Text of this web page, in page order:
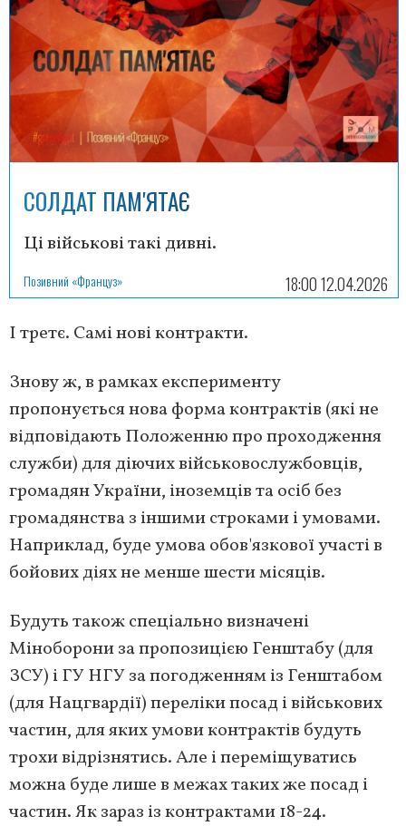
СОЛДАТ ПАМ'ЯТАЄ
Ці військові такі дивні.
Позивний «Француз» 18:00 12.04.2026
І третє. Самі нові контракти.
Знову ж, в рамках експерименту
пропонується нова форма контрактів (які не
відповідають Положенню про проходження
служби) для діючих військовослужбовців,
громадян України, іноземців та осіб без
громадянства з іншими строками і умовами.
Наприклад, буде умова обов'язкової участі в
бойових діях не менше шести місяців.
Будуть також спеціально визначені
Міноборони за пропозицією Генштабу (для
ЗСУ) і ГУ НГУ за погодженням із Генштабом
(для Нацгвардії) переліки посад і військових
частин, для яких умови контрактів будуть
трохи відрізнятись. Але і переміщуватись
можна буде лише в межах таких же посад і
частин. Як зараз із контрактами 18-24.